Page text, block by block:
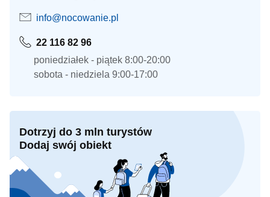
info@nocowanie.pl
22 116 82 96
poniedziałek - piątek 8:00-20:00
sobota - niedziela 9:00-17:00
Dotrzyj do 3 mln turystów
Dodaj swój obiekt